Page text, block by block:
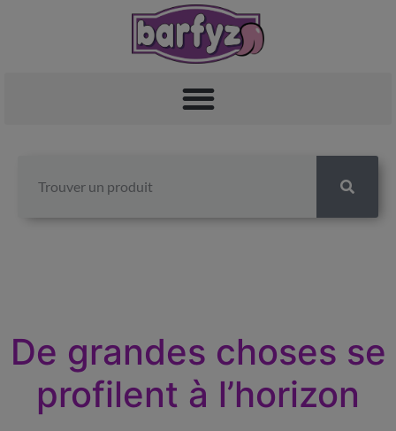
De grandes choses se
profilent à l’horizon